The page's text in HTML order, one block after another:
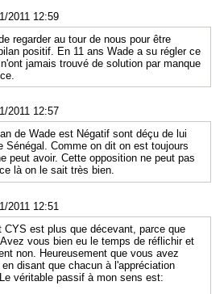
2011 12:59
regarder au tour de nous pour être
positif. En 11 ans Wade a su régler ce
jamais trouvé de solution par manque
2011 12:57
de Wade est Négatif sont déçu de lui
Sénégal. Comme on dit on est toujours
peut avoir. Cette opposition ne peut pas
là on le sait très bien.
2011 12:51
CYS est plus que décevant, parce que
vous bien eu le temps de réflichir et
non. Heureusement que vous avez
disant que chacun à l'appréciation
véritable passif à mon sens est: